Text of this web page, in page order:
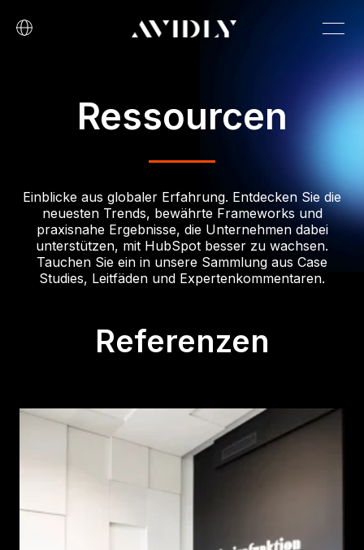
Ressourcen
Einblicke aus globaler Erfahrung. Entdecken Sie die
neuesten Trends, bewährte Frameworks und
praxisnahe Ergebnisse, die Unternehmen dabei
unterstützen, mit HubSpot besser zu wachsen.
Tauchen Sie ein in unsere Sammlung aus Case
Studies, Leitfäden und Expertenkommentaren.
Referenzen